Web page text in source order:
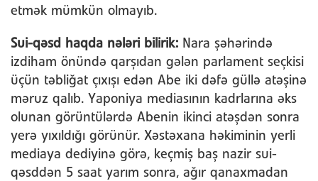
etmək mümkün olmayıb.
Sui-qəsd haqda nələri bilirik: Nara şəhərində
izdiham önündə qarşıdan gələn parlament seçkisi
üçün təbliğat çıxışı edən Abe iki dəfə güllə atəşinə
məruz qalıb. Yaponiya mediasının kadrlarına əks
olunan görüntülərdə Abenin ikinci atəşdən sonra
yerə yıxıldığı görünür. Xəstəxana həkiminin yerli
mediaya dediyinə görə, keçmiş baş nazir sui-
qəsddən 5 saat yarım sonra, ağır qanaxmadan